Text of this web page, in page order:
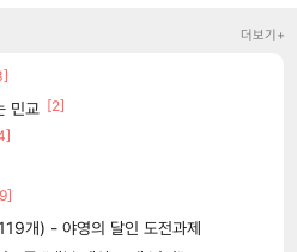
더보기+
민교 [2]
개) - 야영의 달인 도전과제